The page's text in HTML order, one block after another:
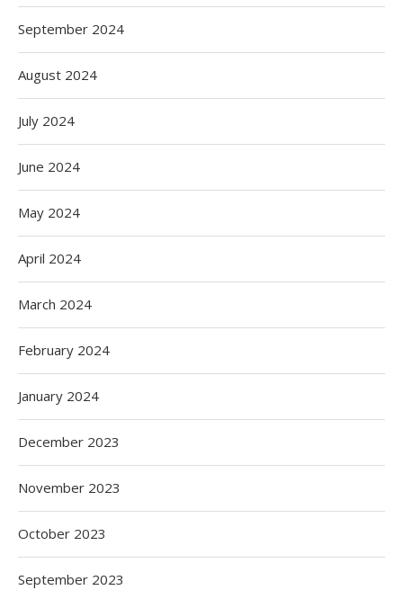
September 2024
August 2024
July 2024
June 2024
May 2024
April 2024
March 2024
February 2024
January 2024
December 2023
November 2023
October 2023
September 2023